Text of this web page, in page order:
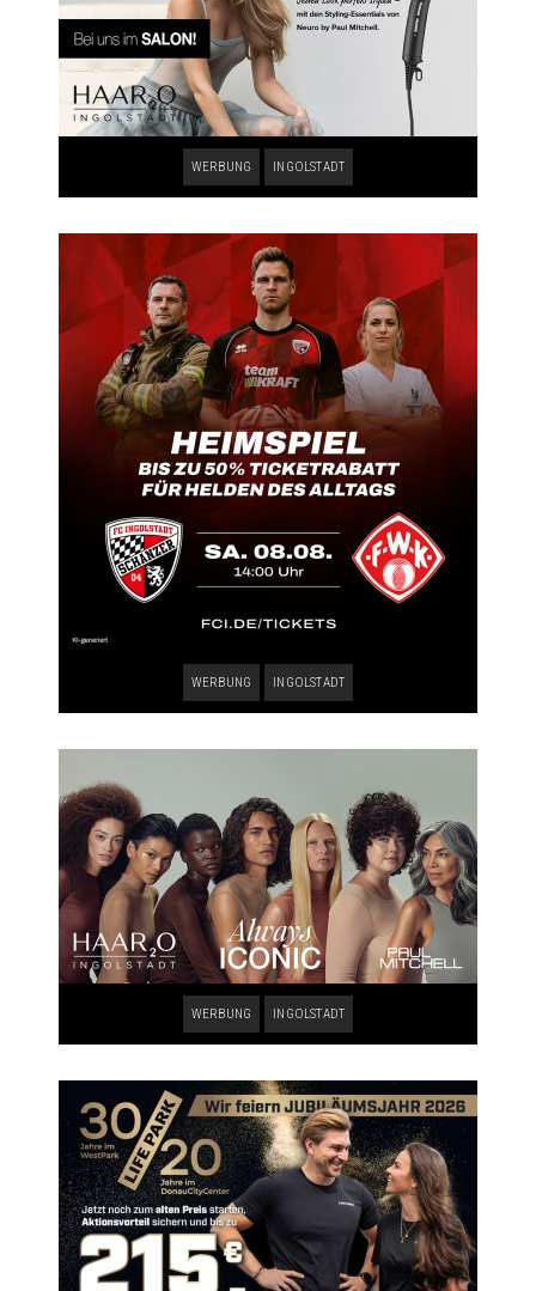
WERBUNG INGOLSTADT
WERBUNG INGOLSTADT
WERBUNG INGOLSTADT